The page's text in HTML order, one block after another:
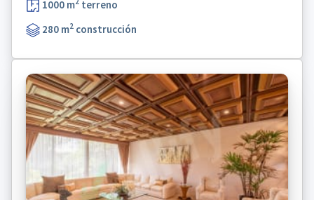
1000 m terreno
280 m2 construcción